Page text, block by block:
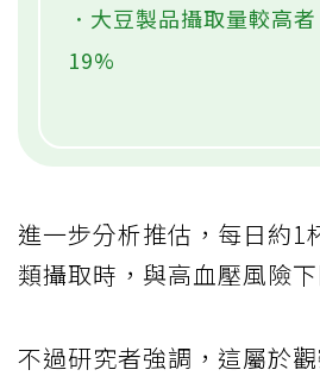
．大豆製品攝取量較高
19%
進一步分析推估，每日約1
類攝取時，與高血壓風險
不過研究者強調，這屬於